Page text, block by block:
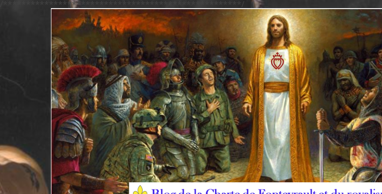
/****************************************************/